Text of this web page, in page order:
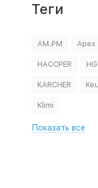
Теги
AM.PM Apex
HACCPER HG
KARCHER
Klimi
Показать все